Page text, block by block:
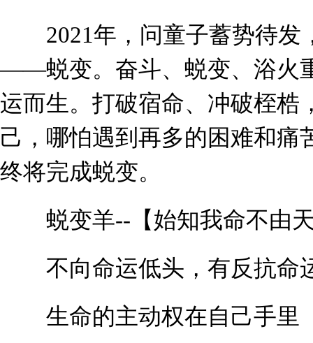
2021年，问童子蓄势待发
——蜕变。奋斗、蜕变、浴火
运而生。打破宿命、冲破桎梏
己，哪怕遇到再多的困难和痛
终将完成蜕变。
蜕变羊--【始知我命不由
不向命运低头，有反抗命
生命的主动权在自己手里